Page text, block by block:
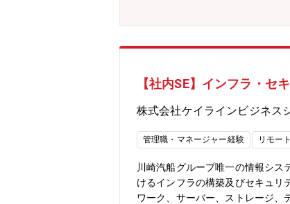
【社内SE】インフラ・セ
株式会社ケイラインビジネス
管理職・マネージャー経験 リモー
川崎汽船グループ唯一の情報シ
けるインフラの構築及びセキュリ
ワーク、サーバー、ストレージ、